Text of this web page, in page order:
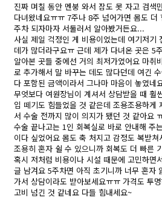
진짜 며칠 동안 멘붕 와서 잠도 못 자고 검색
다녀왔네요ㅠㅠ 7주나 8주 넘어가면 몸도 더
주차 되자마자 서둘러서 알아봤거든요...
사실 제일 걱정인 게 비용이었는데 여기저기
데가 많더라구요ㅠ 근데 제가 다녀온 곳은 5
알아본 곳들 중에선 거의 최저가였어요 마취
로 추가해서 말 바꾸는 데도 많다던데 여긴
다 포함된 금액이라서 그나마 마음이 놓였네
무엇보다 여원장님이 계셔서 상담받을 때 훨
입 떼기도 힘들었을 것 같은데 조용조용하게
서 수술 전까지 많이 의지가 됐던 것 같아요
수술 끝나고는 1인 회복실로 바로 안내해 주
이다 싶었어요 몸도 축 처지고 감정도 복받
조용히 혼자 쉴 수 있으니까 회복도 더 빠른
혹시 저처럼 비용이나 시설 때문에 고민하면
글 남겨요 5주차면 아직 초기니까 너무 혼자
가서 상담이라도 받아보세요ㅠㅠ 가격도 투
고비 넘긴 것 같네요 다들 힘내세요~